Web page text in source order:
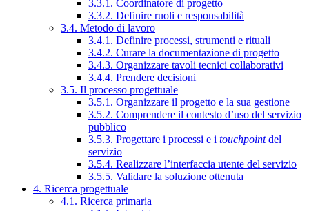
3.3.1. Coordinatore di progetto
3.3.2. Definire ruoli e responsabilità
3.4. Metodo di lavoro
3.4.1. Definire processi, strumenti e rituali
3.4.2. Curare la documentazione di progetto
3.4.3. Organizzare tavoli tecnici collaborativi
3.4.4. Prendere decisioni
3.5. Il processo progettuale
3.5.1. Organizzare il progetto e la sua gestione
3.5.2. Comprendere il contesto d’uso del servizio
pubblico
3.5.3. Progettare i processi e i touchpointdel
servizio
3.5.4. Realizzare l’interfaccia utente del servizio
3.5.5. Validare la soluzione ottenuta
4. Ricerca progettuale
4.1. Ricerca primaria